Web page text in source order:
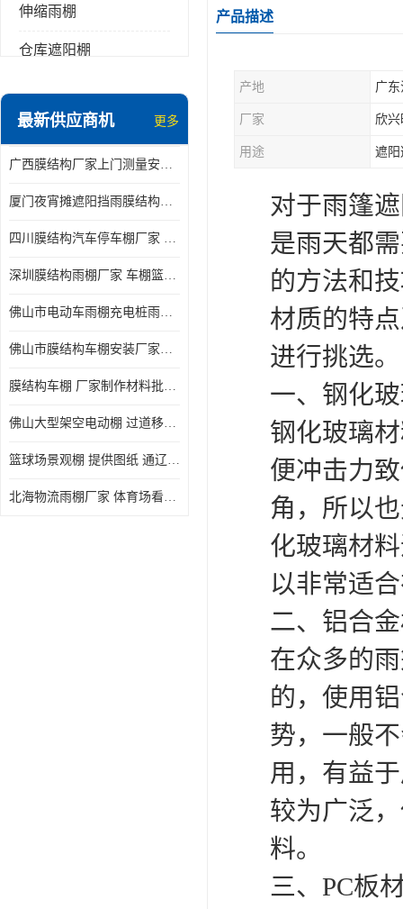
伸缩雨棚
仓库遮阳棚
电动推拉雨棚
膜结构停景观棚
最新供应商机 更多
广西膜结构厂家上门测量安装发货，厂家发货没有差价
厦门夜宵摊遮阳挡雨膜结构雨棚设计 上门测量 款式多
四川膜结构汽车停车棚厂家 款式多 提供报价
深圳膜结构雨棚厂家 车棚篮球场体育看台 规格多样
佛山市电动车雨棚充电桩雨棚小区电动车棚
佛山市膜结构车棚安装厂家发货安装
膜结构车棚 厂家制作材料批发安装一体式工厂
佛山大型架空电动棚 过道移动雨蓬 屋轨道悬空棚免费测量
篮球场景观棚 提供图纸 通辽膜结构厂家
北海物流雨棚厂家 体育场看台雨棚 价格优惠
产品描述
产地 广
厂家 欣兴
用途 遮阳
对于雨篷
是雨天都
的方法和
材质的特
进行挑选。
一、钢化
钢化玻璃
便冲击力
角，所以
化玻璃材
以非常适
二、铝合
在众多的
的，使用
势，一般
用，有益
较为广泛
料。
三、PC板